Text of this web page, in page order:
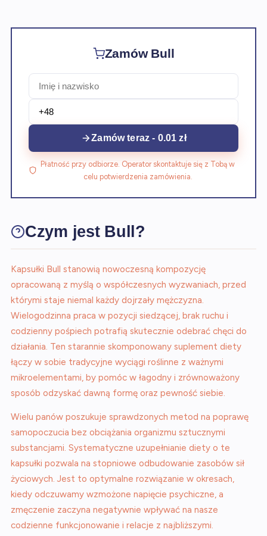
Zamów Bull
Zamów teraz - 0.01 zł
Płatność przy odbiorze. Operator skontaktuje się z Tobą w
celu potwierdzenia zamówienia.
Czym jest Bull?
Kapsułki Bull stanowią nowoczesną kompozycję
opracowaną z myślą o współczesnych wyzwaniach, przed
którymi staje niemal każdy dojrzały mężczyzna.
Wielogodzinna praca w pozycji siedzącej, brak ruchu i
codzienny pośpiech potrafią skutecznie odebrać chęci do
działania. Ten starannie skomponowany suplement diety
łączy w sobie tradycyjne wyciągi roślinne z ważnymi
mikroelementami, by pomóc w łagodny i zrównoważony
sposób odzyskać dawną formę oraz pewność siebie.
Wielu panów poszukuje sprawdzonych metod na poprawę
samopoczucia bez obciążania organizmu sztucznymi
substancjami. Systematyczne uzupełnianie diety o te
kapsułki pozwala na stopniowe odbudowanie zasobów sił
życiowych. Jest to optymalne rozwiązanie w okresach,
kiedy odczuwamy wzmożone napięcie psychiczne, a
zmęczenie zaczyna negatywnie wpływać na nasze
codzienne funkcjonowanie i relacje z najbliższymi.